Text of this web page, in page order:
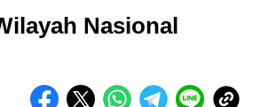
Nasional